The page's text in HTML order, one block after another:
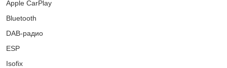
Apple CarPlay
Bluetooth
DAB-радио
ESP
Isofix